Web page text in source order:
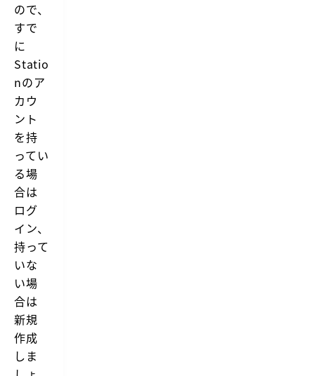
ので、
すで
に
Statio
nのア
カウ
ント
を持
ってい
る場
合は
ログ
イン、
持って
いな
い場
合は
新規
作成
しま